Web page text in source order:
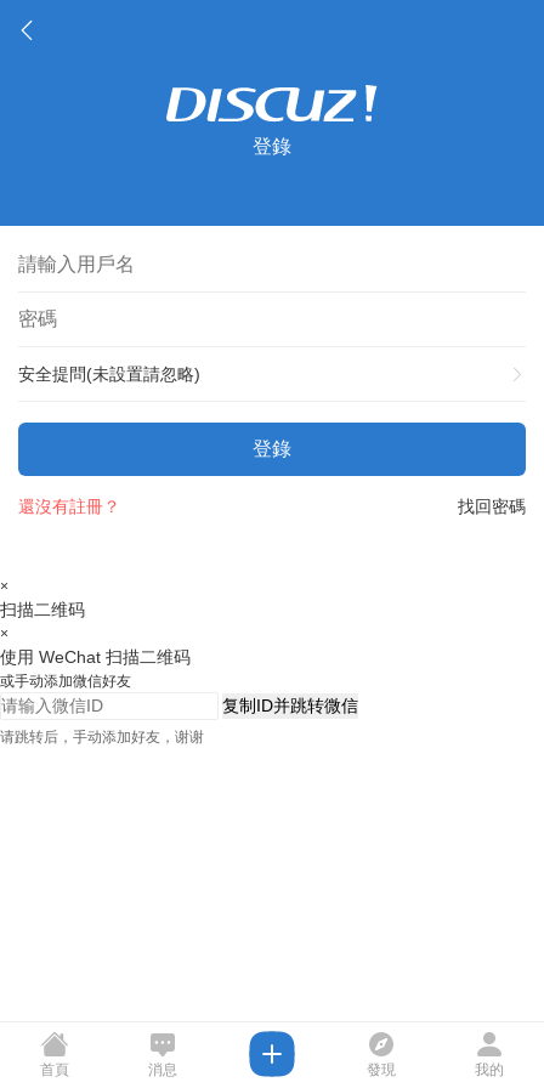
登錄
安全提問(未設置請忽略)
登錄
找回密碼
還沒有註冊？
×
扫描二维码
×
使用 WeChat 扫描二维码
或手动添加微信好友
复制ID并跳转微信
请跳转后，手动添加好友，谢谢
首頁 消息 發現 我的